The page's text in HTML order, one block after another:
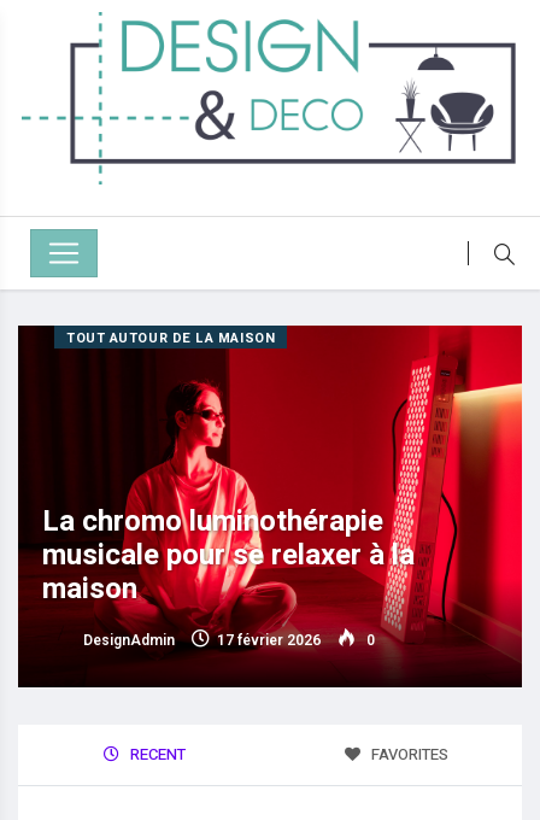
TOUT AUTOUR DE LA MAISON
La chromo luminothérapie
musicale pour se relaxer à la
maison
DesignAdmin 17 février 2026 0
RECENT FAVORITES